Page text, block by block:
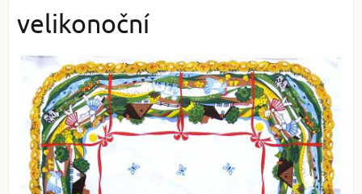
velikonoční